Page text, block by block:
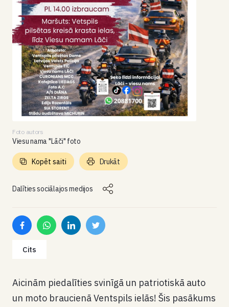
Foto autors
Viesu nama "Lāči" foto
Dalīties sociālajos medijos
Kopēt saiti Drukāt
Cits
Aicinām piedalīties svinīgā un patriotiskā auto
un moto braucienā Ventspils ielās! Šis pasākums